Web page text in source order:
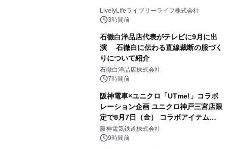
LivelyLifeライブリーライフ株式会社
3時間前
石徹白洋品店代表がテレビに9月に出
演 石徹白に伝わる直線裁断の服づく
りについて紹介
石徹白洋品店株式会社
7時間前
阪神電車×ユニクロ「UTme!」コラボ
レーション企画 ユニクロ神戸三宮店限
定で8月7日（金） コラボアイテムが
発売決定！
阪神電気鉄道株式会社
9時間前